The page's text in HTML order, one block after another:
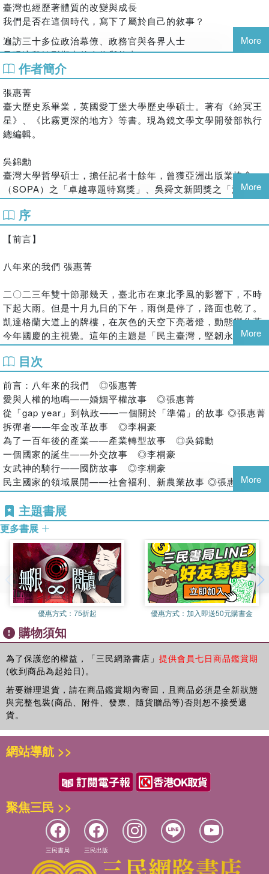
臺灣也經歷著體質的改變與成長
我們是否在這個時代，寫下了屬於自己的敘事？
遍訪三十多位政治幕僚、政務官與各界人士
呈現這段轉型期中的人物與故事
「她最大的優點是，和所有人都不一樣」
法國資深記者筆下的「非典型政治人物」，幕僚口中的「政策
控」。
二〇〇九年夏天，她啟動《十年政綱》的討論，涵蓋經濟轉
型、年金改革、長照、衛福、新農業、國防及外交，直至二〇
極參與白皮書撰寫。當時的臺灣面臨著低薪結構、產業轉型困
境、社會高齡化、年金面臨破產、城鄉基礎設施亟待平衡以及
國際地緣政治的影響等問題。
政黨輪替後，所有人都在關注，這樣一位總統要將臺灣帶往何
處？
解嚴以來臺灣蓬勃的社會力，又是否有機會塑造理想的國家？
個變革都像在艱困戰區解任務般，一步步開啟副本、執行出成
的成績......
「你注意到了嗎？她說話的主詞是什麼？是『我們』。」
八年即將過去，臺灣發生了許多轉變。但這本書與其說是她的
成績單，不如說是許多人共同促成的改變，與這些改變背後的
故事——就像是走進她的執政的幕後，看到事件背後的動態，
並且在更大的世界舞臺與時代背景中，理解這些轉變。
風雲變幻的世界，這個島嶼上，我們共同經歷的八年故事。
這八年，是民主臺灣的「大規劃時代」
學者、政務官、幕僚、社運人士、大法官……還有看著這段文
案的你
我們都在自己的位置上，共同參與了未來
《時代如何轉了彎：蔡英文與臺灣轉型八年》採訪名單（按姓
氏筆畫排序）
尤美女，王法權，史哲，江春男，呂欣潔，李拓梓，李俊俋，
李厚慶，李懷仁，沈榮津，林全，林萬億，林鶴明，吳也民，
吳釗燮，花敬群，施克和，孫友聯，陳吉仲，陳時中，陳俊
麟，黃重諺，黃麗群，張振亞，張景森，張勝涵，潘文忠，劉
建忻，鄭亦麟，鄭麗君，蕭美琴，謝長廷，鍾如郁，瞿欣怡，
羅融，龔明鑫
More
作者簡介
張惠菁
臺大歷史系畢業，英國愛丁堡大學歷史學碩士。著有《給冥王
星》、《比霧更深的地方》等書。現為鏡文學文學開發部執行
總編輯。
吳錦勳
臺灣大學哲學碩士，擔任記者十餘年，曾獲亞洲出版業協會
（SOPA）之「卓越專題特寫獎」、吳舜文新聞獎之「深度報
導獎」、金鼎獎。著有 《從巴黎左岸到台東比西里岸：藝術家
江賢二的故事》、《之間：誠品創辦人吳清友的生命之旅》等
復旦大學新聞學院畢業，鏡週刊人物組記者、經營「對我說髒
著有《紅房子》、《不在場證明》、《絲路分手旅行》。
More
序
【前言】
八年來的我們 張惠菁
二〇二三年雙十節那幾天，臺北市在東北季風的影響下，不時
下起大雨。但是十月九日的下午，雨倒是停了，路面也乾了。
凱達格蘭大道上的牌樓，在灰色的天空下亮著燈，動態變化著
今年國慶的主視覺。這年的主題是「民主臺灣，堅韌永續」，
主視覺的形狀，如一股扭轉連結的線繩。天色更暗下來的時
候，開始有人在總統府前席地而坐，等待今年的國慶光雕展演
今年光雕的主題是「致未來的她」。演員陳淑芳擔任口白，介
紹出畫家陳進、導演陳文敏、詩人杜潘芳格等等，女性史角度
的臺灣。在片頭和說明摺頁上，「致未來的她」字樣底下，又
有「臺灣」兩字，因此看起來，「她」似乎也指涉著臺灣。用
女性代名詞來指稱家鄉、國家，是常有的事，但「致未來的
她」明顯了跳脫過往老派的「母親臺灣」形象。
臺灣第一位女性總統蔡英文的任期，已經來到最後半年了。這
八年，臺灣經歷了很大的變化，世界經歷了很大的變化。這棟
年完工。當時入駐的第一任總督（應該也是早期最後一任武官
總督）是明石元二郎。在他之後，迎來連續八位文官總督，但
到了一九三九年後，又再度由武官出任。戰後，臺灣經歷過一
段艱難的時期，社會衝突，經濟不穩，還發生了二二八事件。
一九四九年底，蔣介石從成都飛來臺灣。這棟建築物在一九五
〇年成為中華民國總統府。
過去有很長的時間，總統府前面的憲兵，頭戴著鋼盔，站在臺
灣亞熱帶的太陽底下，頭不轉，眼睛不眨，不出聲，竭盡全力
看起來像假人，彷彿他們存在的意義就是作為人形的界樁，區
分內外，隔開閒雜人等。但兩年前，府前站崗的憲兵們卸下了
長年以來的這個形式感，換上了黑色的機能服，變得像真人
了。我們在側門邊等待時，一名牆內的憲兵警醒但不失禮貌地
問我們什麼事？要找人？有聯絡上嗎？
在訪問中，我們不只一次聽到這樣的描述：蔡英文很關心人身
上穿的衣服，待的環境。她改了隨扈的外套，自己也穿。她也
改了空軍外套、海軍風衣，女總統穿著空軍外套的模樣、訪美
時著海軍風衣走在空橋上的照片，都被大量轉傳。她也關心人
待的環境好不好，看到軍營殘破，就啟動興安專案；看到工業
樂於指點他人的「大老」眼裡，這些都是小事，不入他們的法
眼。社會大眾不只一次聽說過，某某政界大老如何不把蔡英文
放在眼裡。這本書中提到的某位綠營大老也曾批評她「沒有戰
略和願景」、「以解決問題為職志」。
結果在他們口中只懂解決問題的這位女性，是一位有魄力的總
統。她的任內啟動了許多改革。這八年，臺灣在許多方面，發
生了轉型。
More
目次
前言：八年來的我們 ◎張惠菁
愛與人權的地鳴——婚姻平權故事 ◎張惠菁
從「gap year」到執政——一個關於「準備」的故事 ◎張惠菁
拆彈者——年金改革故事 ◎李桐豪
為了一百年後的產業——產業轉型故事 ◎吳錦勳
一個國家的誕生——外交故事 ◎李桐豪
女武神的騎行——國防故事 ◎李桐豪
民主國家的領域展開——社會褔利、新農業故事 ◎張惠菁
為下一輪太平盛世而發電——能源轉型故事 ◎吳錦勳
共同撐起一把傘——國家認同故事 ◎吳錦勳
北風與太陽——翻轉臺灣文化力的故事 ◎張惠菁
後記 ◎李桐豪
致謝
大事記
More
主題書展
更多書展
優惠方式： 75折起 優惠方式： 加入即送50元購書金
購物須知
為了保護您的權益，「三民網路書店」 提供會員七日商品鑑賞期
(收到商品為起始日)。
若要辦理退貨，請在商品鑑賞期內寄回，且商品必須是全新狀態
與完整包裝(商品、附件、發票、隨貨贈品等)否則恕不接受退
貨。
網站導航 >>
聚焦三民 >>
三民書局 三民出版